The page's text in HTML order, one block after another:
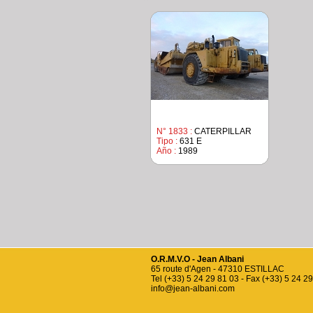
N° 1833 :CATERPILLAR
Tipo :631 E
Año :1989
O.R.M.V.O - Jean Albani
65 route d'Agen - 47310 ESTILLAC
Tel (+33) 5 24 29 81 03 - Fax (+33) 5 24
info@jean-albani.com